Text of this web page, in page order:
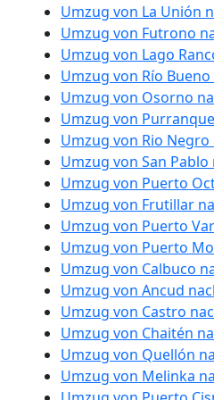
Umzug von La Unión
Umzug von Futrono
Umzug von Lago
Umzug von Río
Umzug von Osorno
Umzug von
Umzug von Rio
Umzug von San Pablo
Umzug von Puerto
Umzug von Frutillar
Umzug von Puerto
Umzug von Puerto
Umzug von Calbuco
Umzug von Ancud
Umzug von Castro
Umzug von Chaitén
Umzug von Quellón
Umzug von Melinka